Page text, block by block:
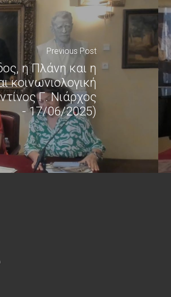
Previous Post
η Πλάνη και η
κοινωνιολογική
Γ. Νιάρχος
- 17/06/2025)